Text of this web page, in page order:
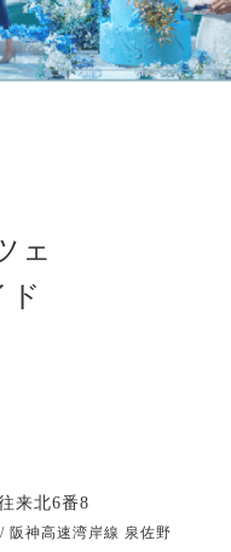
ェ
来北6番8
阪神高速湾岸線 泉佐野